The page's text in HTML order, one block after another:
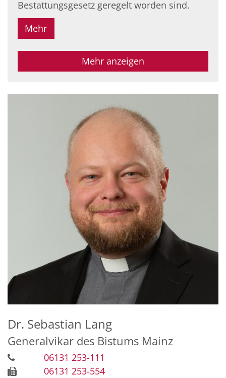
Bestattungsgesetz geregelt worden sind.
Mehr
Mehr anzeigen
Dr. Sebastian Lang
Generalvikar des Bistums Mainz
06131 253-111
06131 253-554